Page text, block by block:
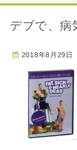
デブで、病
2018年8月29日